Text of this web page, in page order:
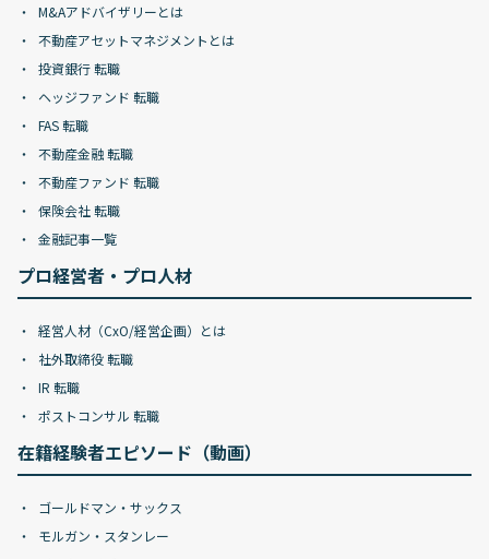
M&Aアドバイザリーとは
不動産アセットマネジメントとは
投資銀行 転職
ヘッジファンド 転職
FAS 転職
不動産金融 転職
不動産ファンド 転職
保険会社 転職
金融記事一覧
プロ経営者・プロ人材
経営人材（CxO/経営企画）とは
社外取締役 転職
IR 転職
ポストコンサル 転職
在籍経験者エピソード（動画）
ゴールドマン・サックス
モルガン・スタンレー